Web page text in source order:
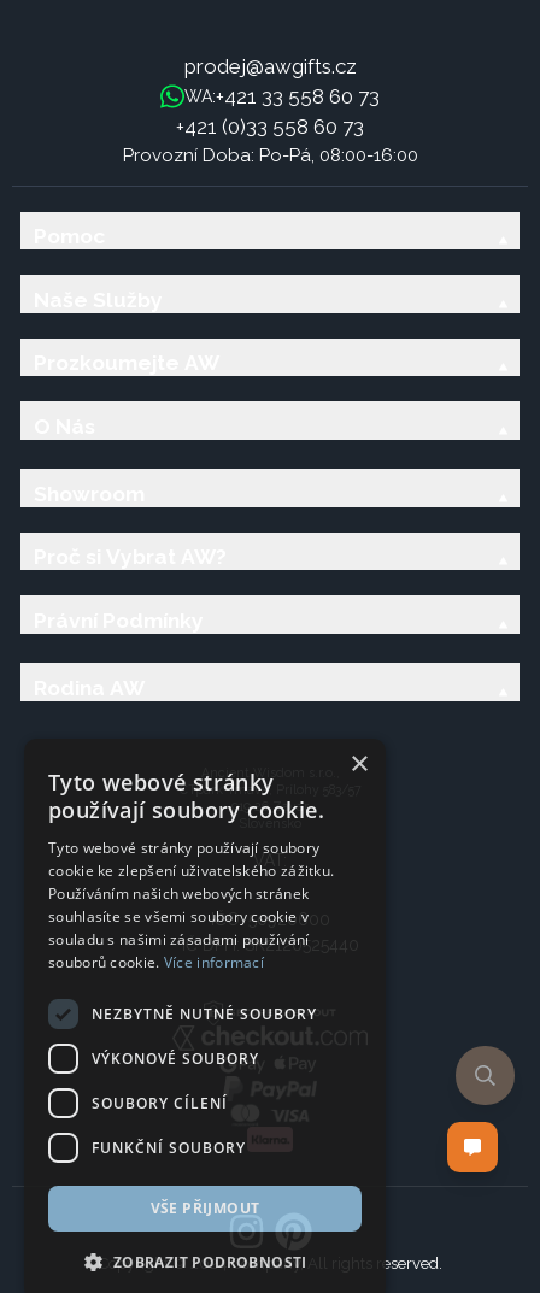
prodej@awgifts.cz
WA:+421 33 558 60 73
+421 (0)33 558 60 73
Provozní Doba: Po-Pá, 08:00-16:00
Ancient Wisdom s.r.o.,
CTpark Trnava, Prílohy 583/57
919 26 Zavar
VAT:
IČO: 50920600
IČ DPH: SK2120525440
Copyright © 2024 Company, All rights reserved.
×
Tyto webové stránky
používají soubory cookie.
Tyto webové stránky používají soubory
cookie ke zlepšení uživatelského zážitku.
Používáním našich webových stránek
souhlasíte se všemi soubory cookie v
souladu s našimi zásadami používání
souborů cookie. Více informací
NEZBYTNĚ NUTNÉ SOUBORY
VÝKONOVÉ SOUBORY
SOUBORY CÍLENÍ
FUNKČNÍ SOUBORY
VŠE PŘIJMOUT
ZOBRAZIT PODROBNOSTI